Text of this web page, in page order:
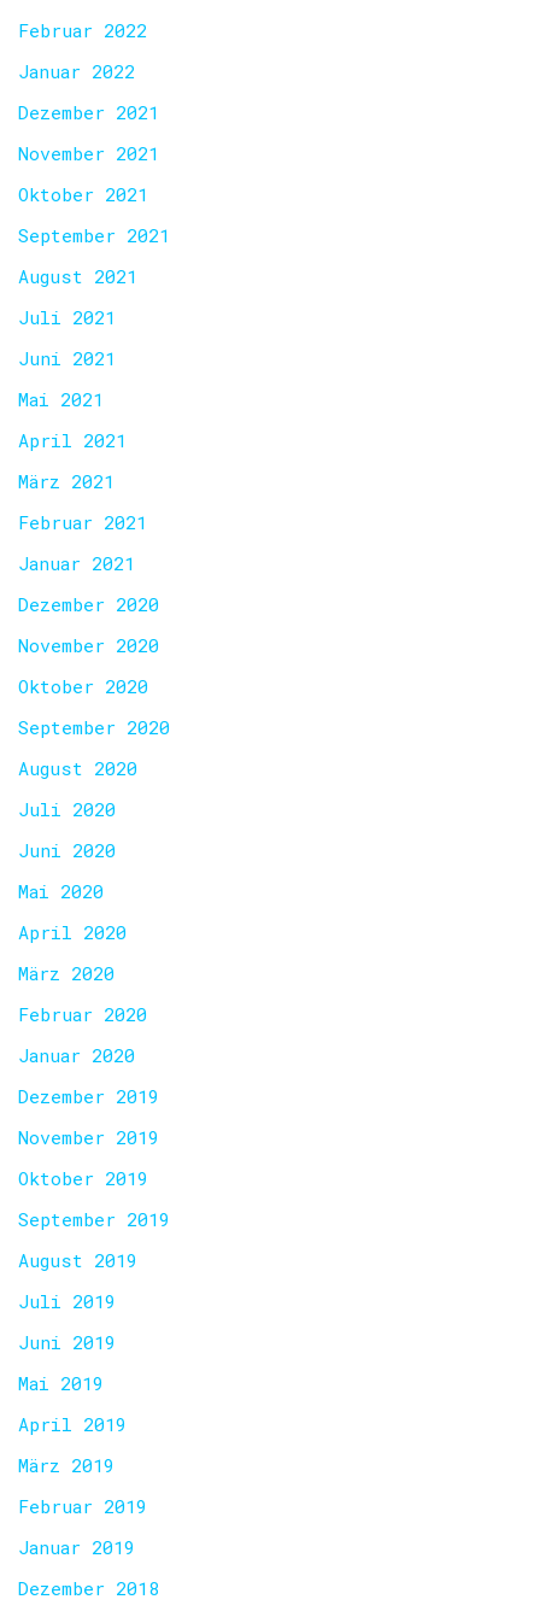
Februar 2022
Januar 2022
Dezember 2021
November 2021
Oktober 2021
September 2021
August 2021
Juli 2021
Juni 2021
Mai 2021
April 2021
März 2021
Februar 2021
Januar 2021
Dezember 2020
November 2020
Oktober 2020
September 2020
August 2020
Juli 2020
Juni 2020
Mai 2020
April 2020
März 2020
Februar 2020
Januar 2020
Dezember 2019
November 2019
Oktober 2019
September 2019
August 2019
Juli 2019
Juni 2019
Mai 2019
April 2019
März 2019
Februar 2019
Januar 2019
Dezember 2018